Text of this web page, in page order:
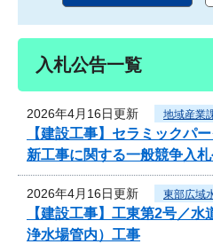
入札公告一覧
2026年4月16日更新 地域産業
【建設工事】セラミックパ
新工事に関する一般競争入札
2026年4月16日更新 東部広域
【建設工事】工東第2号／水
浄水場管内）工事